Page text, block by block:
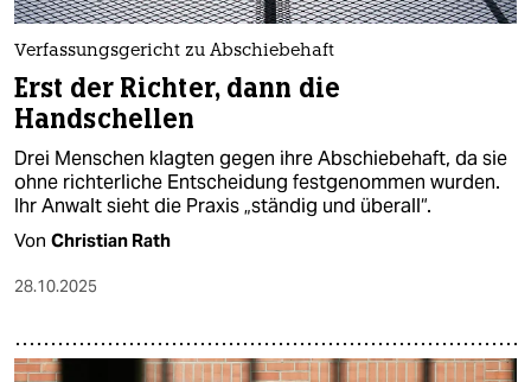
Verfassungsgericht zu Abschiebehaft
Erst der Richter, dann die
Handschellen
Drei Menschen klagten gegen ihre Abschiebehaft, da sie
ohne richterliche Entscheidung festgenommen wurden.
Ihr Anwalt sieht die Praxis „ständig und überall“.
Von Christian Rath
28.10.2025